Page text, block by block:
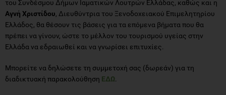
του Συνδέσμου Δήμων Ιαματικών Λουτρών Ελλάδας, καθώς και η
Αγνή Χριστίδου, Διευθύντρια του Ξενοδοχειακού Επιμελητηρίου
Ελλάδος, θα θέσουν τις βάσεις για τα επόμενα βήματα που θα
πρέπει να γίνουν, ώστε το μέλλον του τουρισμού υγείας στην
Ελλάδα να εδραιωθεί και να γνωρίσει επιτυχίες.
Μπορείτε να δηλώσετε τη συμμετοχή σας (δωρεάν) για τη
διαδικτυακή παρακολούθηση ΕΔΩ